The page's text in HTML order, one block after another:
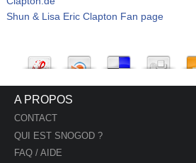
Shun & Lisa Eric Clapton Fan page
A PROPOS
CONTACT
QUI EST SNOGOD ?
FAQ / AIDE